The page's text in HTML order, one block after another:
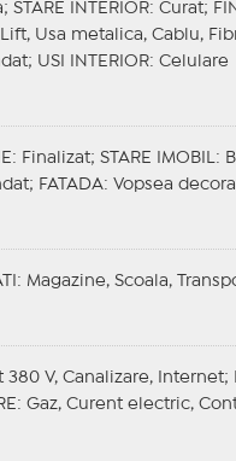
STARE INTERIOR: Curat;
Usa metalica, Cablu,
USI INTERIOR: Celulare
: Finalizat; STARE IMOBIL :
FATADA: Vopsea
: Magazine, Scoala,
380 V, Canalizare, Internet;
: Gaz, Curent electric,